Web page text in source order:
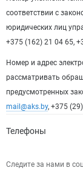
соответствии с
юридических лиц
+375 (162) 21 04 65,
Номер и адрес
рассматривать
предусмотренных
mail@aks.by, +375
Телефоны
Следите за нами в